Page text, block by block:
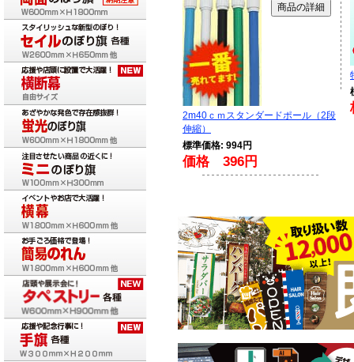
2m40ｃｍスタンダードポール（2段
伸縮）
標準価格: 994円
価格 396円